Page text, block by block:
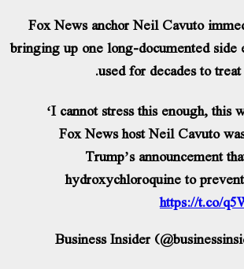
Fox News anchor Neil Cavuto
bringing up one long-documented
used for decades to
‘I cannot stress this enough,
Fox News host Neil Cavuto
Trump’s announcement
hydroxychloroquine to
https://t.co/